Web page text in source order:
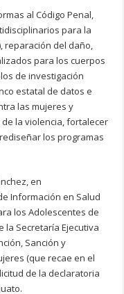
al Código Penal,
para la
reparación del daño,
para los cuerpos
de investigación
estatal de datos e
las mujeres y
la violencia, fortalecer
los programas
en
Información en Salud
los Adolescentes de
la Secretaría Ejecutiva
Sanción y
(que recae en el
de la declaratoria